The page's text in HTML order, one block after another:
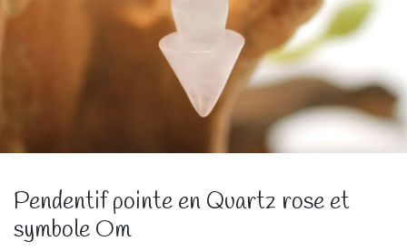
Pendentif pointe en Quartz rose et
symbole Om